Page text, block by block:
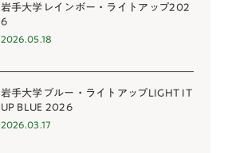
岩手大学レインボー・ライトアップ202
6
2026.05.18
岩手大学ブルー・ライトアップLIGHT IT
UP BLUE 2026
2026.03.17